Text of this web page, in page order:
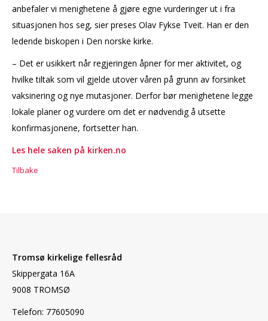
anbefaler vi menighetene å gjøre egne vurderinger ut i fra
situasjonen hos seg, sier preses Olav Fykse Tveit. Han er den
ledende biskopen i Den norske kirke.
– Det er usikkert når regjeringen åpner for mer aktivitet, og
hvilke tiltak som vil gjelde utover våren på grunn av forsinket
vaksinering og nye mutasjoner. Derfor bør menighetene legge
lokale planer og vurdere om det er nødvendig å utsette
konfirmasjonene, fortsetter han.
Les hele saken på kirken.no
Tilbake
Tromsø kirkelige fellesråd
Skippergata 16A
9008 TROMSØ
Telefon: 77605090